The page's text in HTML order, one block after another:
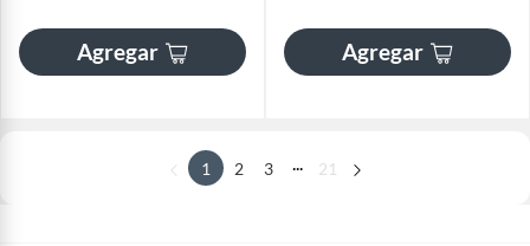
Agregar Agregar
1 2 3 21